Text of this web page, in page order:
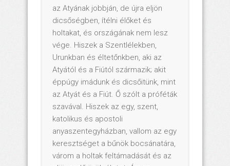
az Atyának jobbján, de újra eljön
dicsőségben, ítélni élőket és
holtakat, és országának nem lesz
vége. Hiszek a Szentlélekben,
Urunkban és éltetőnkben, aki az
Atyától és a Fiútól származik; akit
éppúgy imádunk és dicsőitünk, mint
az Atyát és a Fiút. Ő szólt a próféták
szavával. Hiszek az egy, szent,
katolikus és apostoli
anyaszentegyházban, vallom az egy
keresztséget a bűnök bocsánatára,
várom a holtak feltámadását és az